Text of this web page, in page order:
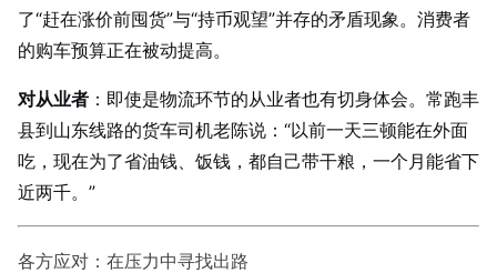
了“赶在涨价前囤货”与“持币观望”并存的矛盾现象。消费者
的购车预算正在被动提高。
对从业者 ：即使是物流环节的从业者也有切身体会。常跑丰
县到山东线路的货车司机老陈说：“以前一天三顿能在外面
吃，现在为了省油钱、饭钱，都自己带干粮，一个月能省下
近两千。”
各方应对：在压力中寻找出路